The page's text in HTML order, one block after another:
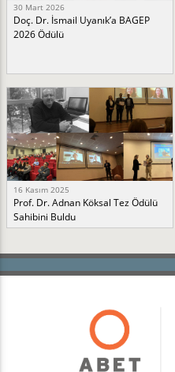
30 Mart 2026
Doç. Dr. İsmail Uyanık’a BAGEP
2026 Ödülü
16 Kasım 2025
Prof. Dr. Adnan Köksal Tez Ödülü
Sahibini Buldu